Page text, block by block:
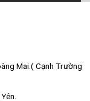
Mai.( Cạnh Trường